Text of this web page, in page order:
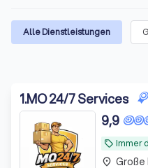
Alle Dienstleistungen
1.MO 24/7 Services
local_offer Immer
9,9
place